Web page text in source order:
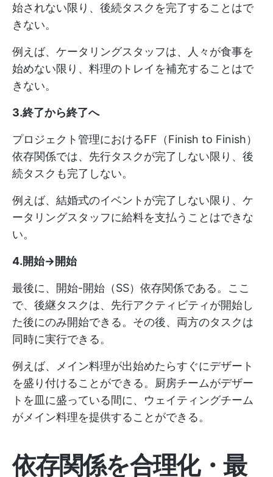
始されない限り、後続タスクを完了することはで
きない。
例えば、ケータリングスタッフは、人々が食事を
始めない限り、料理のトレイを補充することはで
きない。
3.終了から終了へ
プロジェクト管理におけるFF（Finish to Finish）
依存関係では、先行タスクが完了しない限り、後
続タスクも完了しない。
例えば、結婚式のイベントが完了しない限り、ケ
ータリングスタッフに給料を支払うことはできな
い。
4.開始→開始
最後に、開始-開始（SS）依存関係である。ここ
で、後継タスクは、先行アクティビティが開始し
た後にのみ開始できる。その後、両方のタスクは
同時に実行できる。
例えば、メイン料理が出始めたらすぐにデザート
を盛り付けることができる。厨房チームがデザー
トを皿に盛っている間に、ウェイティングチーム
がメイン料理を提供することができる。
依存関係を合理化・最